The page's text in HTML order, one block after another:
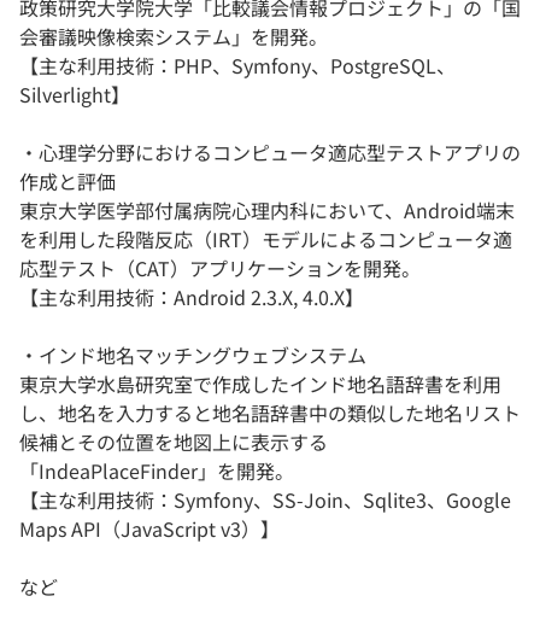
政策研究大学院大学「比較議会情報プロジェクト」の「国
会審議映像検索システム」を開発。
【主な利用技術：PHP、Symfony、PostgreSQL、
Silverlight】
・心理学分野におけるコンピュータ適応型テストアプリの
作成と評価
東京大学医学部付属病院心理内科において、Android端末
を利用した段階反応（IRT）モデルによるコンピュータ適
応型テスト（CAT）アプリケーションを開発。
【主な利用技術：Android 2.3.X, 4.0.X】
・インド地名マッチングウェブシステム
東京大学水島研究室で作成したインド地名語辞書を利用
し、地名を入力すると地名語辞書中の類似した地名リスト
候補とその位置を地図上に表示する
「IndeaPlaceFinder」を開発。
【主な利用技術：Symfony、SS-Join、Sqlite3、Google
Maps API（JavaScript v3）】
など